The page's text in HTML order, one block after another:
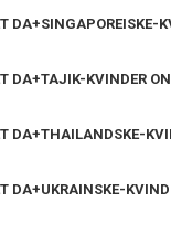
DA+SINGAPOREISKE-
DA+TAJIK-KVINDER
DA+THAILANDSKE-
DA+UKRAINSKE-